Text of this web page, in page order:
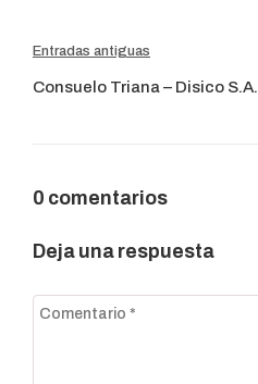
Navegación
de
Entradas antiguas
Consuelo Triana – Disico S.A.
0 comentarios
Deja una respuesta